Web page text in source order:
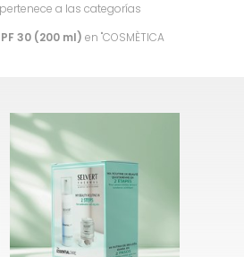
pertenece a las categorías
30 (200 ml) en "COSMÈTICA